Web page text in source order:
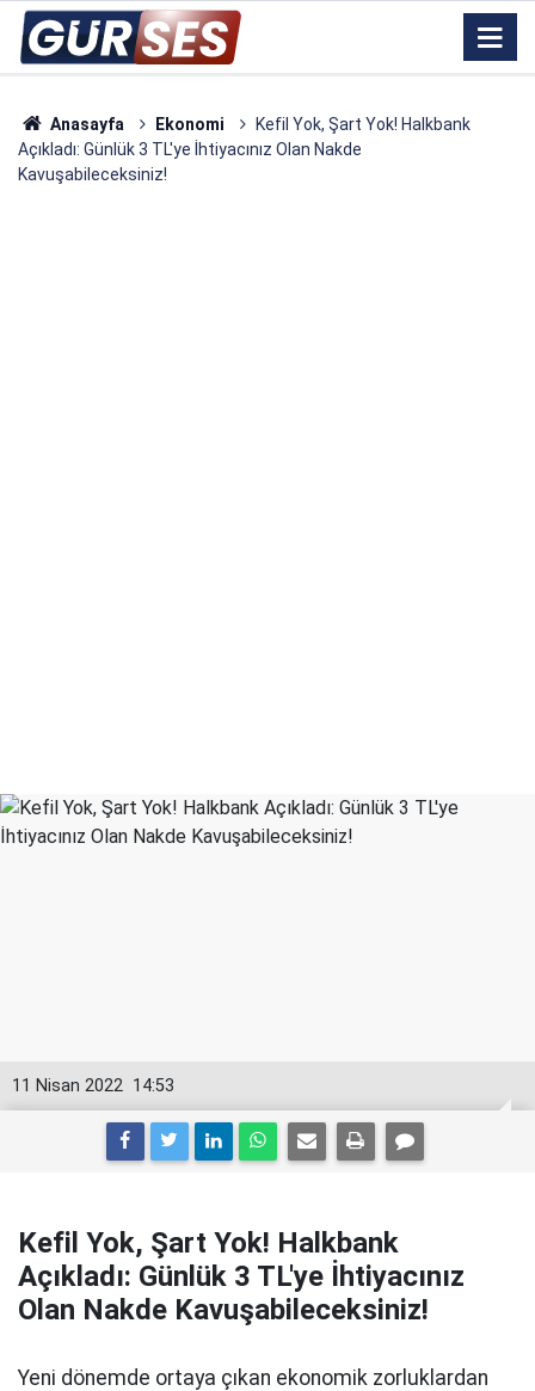
Anasayfa Ekonomi
Kefil Yok, Şart Yok! Halkbank
Açıkladı: Günlük 3 TL'ye İhtiyacınız Olan Nakde
Kavuşabileceksiniz!
14:53
11 Nisan 2022
Kefil Yok, Şart Yok! Halkbank
Açıkladı: Günlük 3 TL'ye İhtiyacınız
Olan Nakde Kavuşabileceksiniz!
Yeni dönemde ortaya çıkan ekonomik zorluklardan